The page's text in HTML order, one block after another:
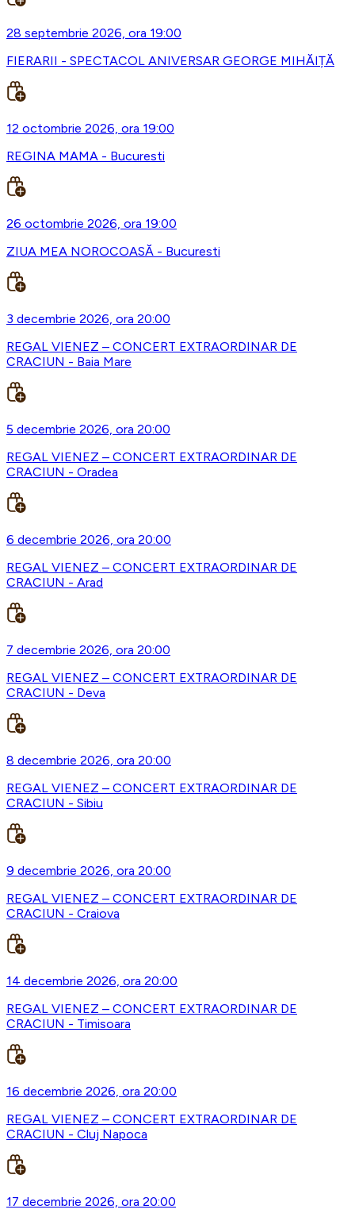
28 septembrie 2026, ora 19:00
FIERARII - SPECTACOL ANIVERSAR GEORGE MIHĂIȚĂ
12 octombrie 2026, ora 19:00
REGINA MAMA - Bucuresti
26 octombrie 2026, ora 19:00
ZIUA MEA NOROCOASĂ - Bucuresti
3 decembrie 2026, ora 20:00
REGAL VIENEZ – CONCERT EXTRAORDINAR DE
CRACIUN - Baia Mare
5 decembrie 2026, ora 20:00
REGAL VIENEZ – CONCERT EXTRAORDINAR DE
CRACIUN - Oradea
6 decembrie 2026, ora 20:00
REGAL VIENEZ – CONCERT EXTRAORDINAR DE
CRACIUN - Arad
7 decembrie 2026, ora 20:00
REGAL VIENEZ – CONCERT EXTRAORDINAR DE
CRACIUN - Deva
8 decembrie 2026, ora 20:00
REGAL VIENEZ – CONCERT EXTRAORDINAR DE
CRACIUN - Sibiu
9 decembrie 2026, ora 20:00
REGAL VIENEZ – CONCERT EXTRAORDINAR DE
CRACIUN - Craiova
14 decembrie 2026, ora 20:00
REGAL VIENEZ – CONCERT EXTRAORDINAR DE
CRACIUN - Timisoara
16 decembrie 2026, ora 20:00
REGAL VIENEZ – CONCERT EXTRAORDINAR DE
CRACIUN - Cluj Napoca
17 decembrie 2026, ora 20:00